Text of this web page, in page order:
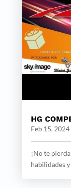
HG
Feb 15, 2024
¡No te
habilidades